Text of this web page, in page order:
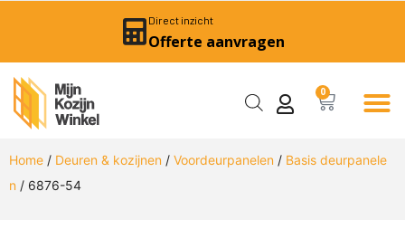
Direct inzicht
Offerte aanvragen
0
Home / Deuren & kozijnen / Voordeurpanelen / Basis deurpanele
n / 6876-54